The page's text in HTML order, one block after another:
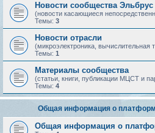
Новости сообщества Эльбрус
(новости касающиеся
Темы: 3
Новости отрасли
(микроэлектроника, вычислительная
Темы: 1
Материалы сообщества
(статьи, книги, публикации МЦСТ и
Темы: 4
Общая информация о
Общая информация о